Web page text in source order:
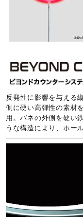
反発性に影響を与える
側に硬い高弾性の素材
用。バネの外側を硬い
うな構造により、ホー